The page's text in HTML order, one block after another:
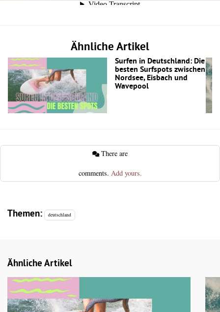
Ähnliche Artikel
Surfen in Deutschland: Die
besten Surfspots zwischen
Nordsee, Eisbach und
Wavepool
comments. Add yours.
Themen: deutschland
Ähnliche Artikel